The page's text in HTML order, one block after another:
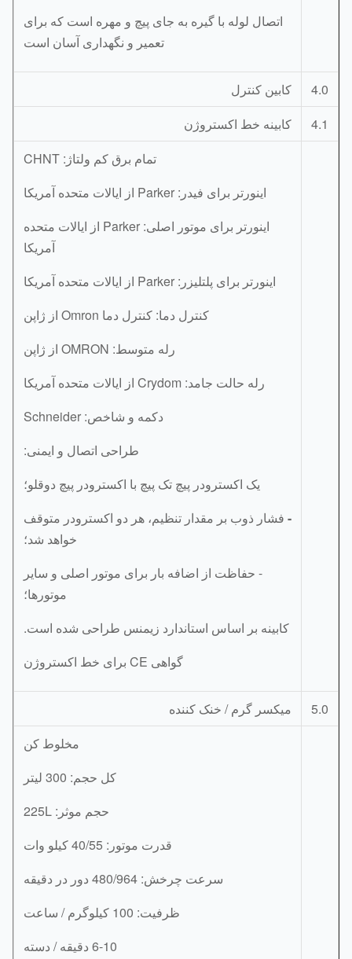
اتصال لوله با گیره به جای پیچ و مهره است که برای
تعمیر و نگهداری آسان است
کابین کنترل
کابینه خط اکستروژن
تمام برق کم ولتاژ: CHNT
اینورتر برای فیدر: Parker از ایالات متحده آمریکا
اینورتر برای موتور اصلی: Parker از ایالات متحده
آمریکا
اینورتر برای پلتلیزر: Parker از ایالات متحده آمریکا
کنترل دما: کنترل دما Omron از ژاپن
رله متوسط: OMRON از ژاپن
رله حالت جامد: Crydom از ایالات متحده آمریکا
دکمه و شاخص: Schneider
طراحی اتصال و ایمنی:
یک اکسترودر پیچ تک پیچ با اکسترودر پیچ دوقلو؛
فشار ذوب بر مقدار تنظیم، هر دو اکسترودر متوقف
خواهد شد؛
- حفاظت از اضافه بار برای موتور اصلی و سایر
موتورها؛
کابینه بر اساس استاندارد زیمنس طراحی شده است.
گواهی CE برای خط اکستروژن
میکسر گرم / خنک کننده
مخلوط کن
کل حجم: 300 لیتر
حجم موثر: 225L
قدرت موتور: 40/55 کیلو وات
سرعت چرخش: 480/964 دور در دقیقه
ظرفیت: 100 کیلوگرم / ساعت